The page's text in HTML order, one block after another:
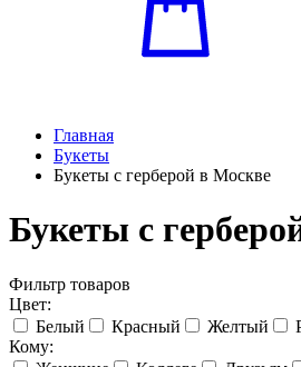
Главная
Букеты
Букеты с герберой в Москве
Букеты с
Фильтр товаров
Цвет:
Белый
Красный Желтый
Кому: